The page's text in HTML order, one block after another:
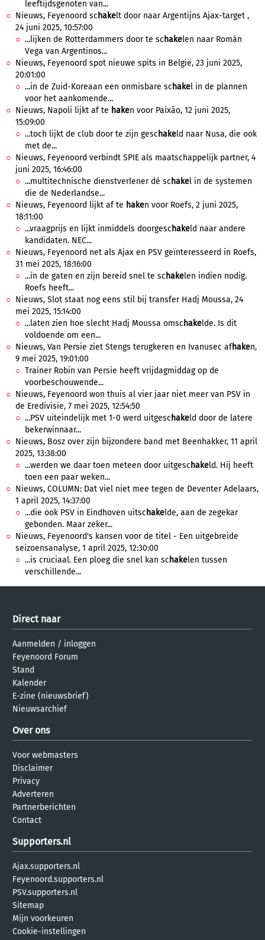
leeftijdsgenoten van...
Nieuws, Feyenoord sc hakelt door naar Argentijns Ajax-target ,
24 juni 2025, 10:57:00
...lijken de Rotterdammers door te sc hakelen naar Román
Vega van Argentinos...
Nieuws, Feyenoord spot nieuwe spits in België, 23 juni 2025,
20:01:00
...in de Zuid-Koreaan een onmisbare sc hakel in de plannen
voor het aankomende...
Nieuws, Napoli lijkt af te haken voor Paixão, 12 juni 2025,
15:09:00
...toch lijkt de club door te zijn gesc hakeld naar Nusa, die ook
met de...
Nieuws, Feyenoord verbindt SPIE als maatschappelijk partner, 4
juni 2025, 16:46:00
...multitechnische dienstverlener dé sc hakel in de systemen
die de Nederlandse...
Nieuws, Feyenoord lijkt af te haken voor Roefs, 2 juni 2025,
18:11:00
...vraagprijs en lijkt inmiddels doorgesc hakeld naar andere
kandidaten. NEC...
Nieuws, Feyenoord net als Ajax en PSV geïnteresseerd in Roefs,
31 mei 2025, 18:16:00
...in de gaten en zijn bereid snel te sc hakelen indien nodig.
Roefs heeft...
Nieuws, Slot staat nog eens stil bij transfer Hadj Moussa, 24
mei 2025, 15:14:00
...laten zien hoe slecht Hadj Moussa omsc hakelde. Is dit
voldoende om een...
Nieuws, Van Persie ziet Stengs terugkeren en Ivanusec afhaken,
9 mei 2025, 19:01:00
Trainer Robin van Persie heeft vrijdagmiddag op de
voorbeschouwende...
Nieuws, Feyenoord won thuis al vier jaar niet meer van PSV in
de Eredivisie, 7 mei 2025, 12:54:50
...PSV uiteindelijk met 1-0 werd uitgesc hakeld door de latere
bekerwinnaar...
Nieuws, Bosz over zijn bijzondere band met Beenhakker, 11 april
2025, 13:38:00
...werden we daar toen meteen door uitgesc hakeld. Hij heeft
toen een paar weken...
Nieuws, COLUMN: Dat viel niet mee tegen de Deventer Adelaars,
1 april 2025, 14:37:00
...die ook PSV in Eindhoven uitsc hakelde, aan de zegekar
gebonden. Maar zeker...
Nieuws, Feyenoord's kansen voor de titel - Een uitgebreide
seizoensanalyse, 1 april 2025, 12:30:00
...is cruciaal. Een ploeg die snel kan sc hakelen tussen
verschillende...
Direct naar
Aanmelden / inloggen
Feyenoord Forum
Stand
Kalender
E-zine (nieuwsbrief)
Nieuwsarchief
Over ons
Voor webmasters
Disclaimer
Privacy
Adverteren
Partnerberichten
Contact
Supporters.nl
Ajax.supporters.nl
Feyenoord.supporters.nl
PSV.supporters.nl
Sitemap
Mijn voorkeuren
Cookie-instellingen